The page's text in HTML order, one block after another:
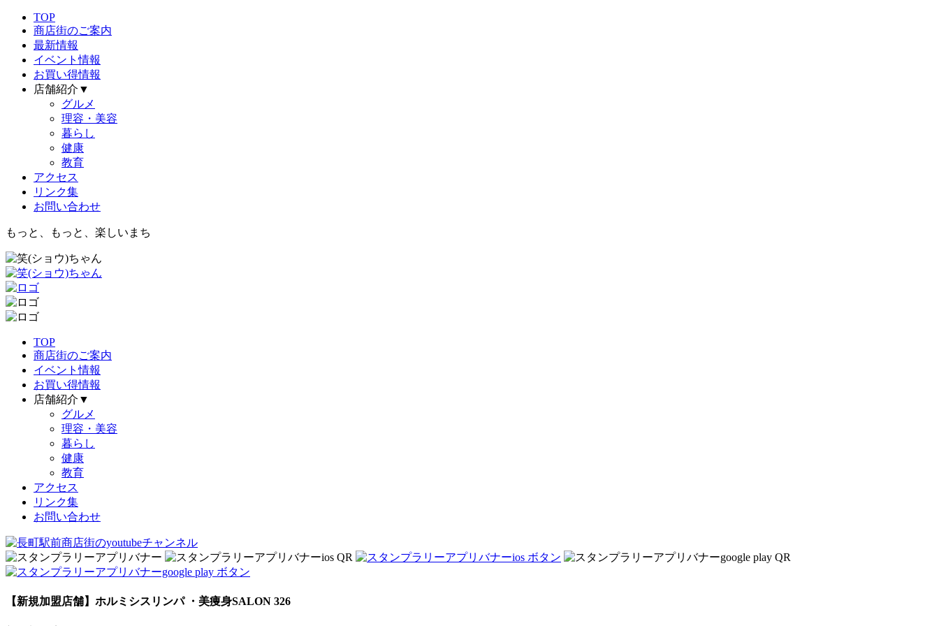
TOP
商店街のご案内
最新情報
イベント情報
お買い得情報
店舗紹介▼
グルメ
理容・美容
暮らし
健康
教育
アクセス
リンク集
お問い合わせ
もっと、もっと、楽しいまち
TOP
商店街のご案内
イベント情報
お買い得情報
店舗紹介▼
グルメ
理容・美容
暮らし
健康
教育
アクセス
リンク集
お問い合わせ
【新規加盟店舗】ホルミシスリンパ ・美痩身SALON 326